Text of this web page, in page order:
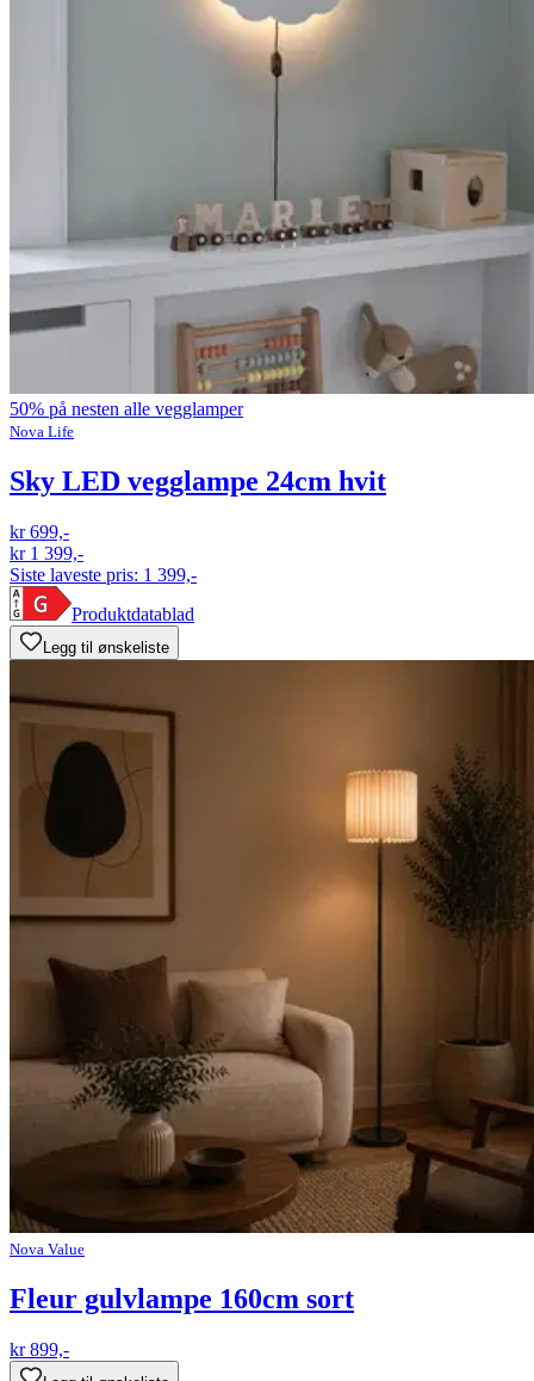
50% på nesten alle vegglamper
Nova Life
Sky LED vegglampe 24cm hvit
kr 699,-
kr 1 399,-
Siste laveste pris: 1 399,-
Produktdatablad
Legg til ønskeliste
Nova Value
Fleur gulvlampe 160cm sort
kr 899,-